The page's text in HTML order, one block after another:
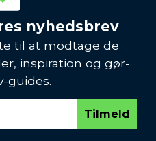
nyhedsbrev
til at modtage de
inspiration og gør-
guides.
Tilmeld